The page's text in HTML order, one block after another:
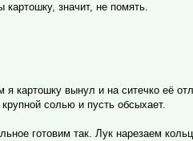
картошку, значит, не помять.
я картошку вынул и на ситечко её
солью и пусть обсыхает.
готовим так. Лук нарезаем